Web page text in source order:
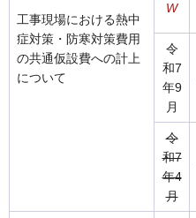
工事現場における熱中
症対策・防寒対策費用
の共通仮設費への計上
について
W
令
和7
年9
月
令
和7
年4
月